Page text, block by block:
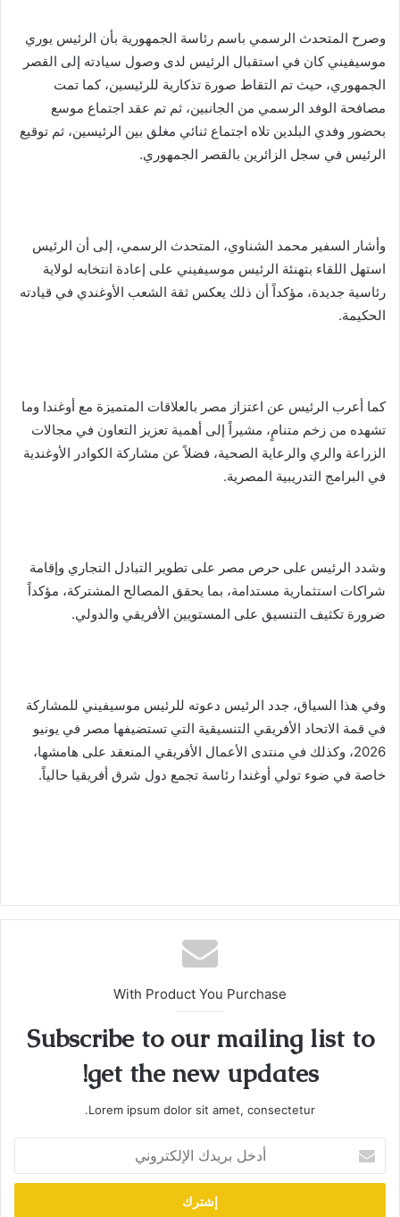
وصرح المتحدث الرسمي باسم رئاسة الجمهورية بأن الرئيس يوري
موسيفيني كان في استقبال الرئيس لدى وصول سيادته إلى القصر
الجمهوري، حيث تم التقاط صورة تذكارية للرئيسين، كما تمت
مصافحة الوفد الرسمي من الجانبين، ثم تم عقد اجتماع موسع
بحضور وفدي البلدين تلاه اجتماع ثنائي مغلق بين الرئيسين، ثم توقيع
الرئيس في سجل الزائرين بالقصر الجمهوري.
وأشار السفير محمد الشناوي، المتحدث الرسمي، إلى أن الرئيس
استهل اللقاء بتهنئة الرئيس موسيفيني على إعادة انتخابه لولاية
رئاسية جديدة، مؤكداً أن ذلك يعكس ثقة الشعب الأوغندي في قيادته
الحكيمة.
كما أعرب الرئيس عن اعتزاز مصر بالعلاقات المتميزة مع أوغندا وما
تشهده من زخم متنامٍ، مشيراً إلى أهمية تعزيز التعاون في مجالات
الزراعة والري والرعاية الصحية، فضلاً عن مشاركة الكوادر الأوغندية
في البرامج التدريبية المصرية.
وشدد الرئيس على حرص مصر على تطوير التبادل التجاري وإقامة
شراكات استثمارية مستدامة، بما يحقق المصالح المشتركة، مؤكداً
ضرورة تكثيف التنسيق على المستويين الأفريقي والدولي.
وفي هذا السياق، جدد الرئيس دعوته للرئيس موسيفيني للمشاركة
في قمة الاتحاد الأفريقي التنسيقية التي تستضيفها مصر في يونيو
2026، وكذلك في منتدى الأعمال الأفريقي المنعقد على هامشها،
خاصة في ضوء تولي أوغندا رئاسة تجمع دول شرق أفريقيا حالياً.
With Product You Purchase
Subscribe to our mailing list to
get the new updates!
Lorem ipsum dolor sit amet, consectetur.
بريدك
الإلكتروني